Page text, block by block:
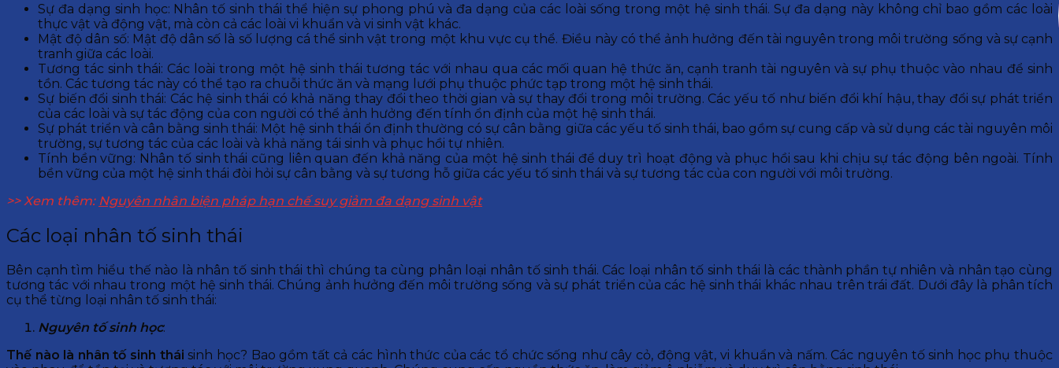
Sự đa dạng sinh học: Nhân tố sinh thái thể hiện sự phong phú và đa dạng của các loài sống trong một hệ sinh thái. Sự đa dạng này không chỉ bao gồm các loài
thực vật và động vật, mà còn cả các loài vi khuẩn và vi sinh vật khác.
Mật độ dân số: Mật độ dân số là số lượng cá thể sinh vật trong một khu vực cụ thể. Điều này có thể ảnh hưởng đến tài nguyên trong môi trường sống và sự cạnh
tranh giữa các loài.
Tương tác sinh thái: Các loài trong một hệ sinh thái tương tác với nhau qua các mối quan hệ thức ăn, cạnh tranh tài nguyên và sự phụ thuộc vào nhau để sinh
tồn. Các tương tác này có thể tạo ra chuỗi thức ăn và mạng lưới phụ thuộc phức tạp trong một hệ sinh thái.
Sự biến đổi sinh thái: Các hệ sinh thái có khả năng thay đổi theo thời gian và sự thay đổi trong môi trường. Các yếu tố như biến đổi khí hậu, thay đổi sự phát triển
của các loài và sự tác động của con người có thể ảnh hưởng đến tính ổn định của một hệ sinh thái.
Sự phát triển và cân bằng sinh thái: Một hệ sinh thái ổn định thường có sự cân bằng giữa các yếu tố sinh thái, bao gồm sự cung cấp và sử dụng các tài nguyên môi
trường, sự tương tác của các loài và khả năng tái sinh và phục hồi tự nhiên.
Tính bền vững: Nhân tố sinh thái cũng liên quan đến khả năng của một hệ sinh thái để duy trì hoạt động và phục hồi sau khi chịu sự tác động bên ngoài. Tính
bền vững của một hệ sinh thái đòi hỏi sự cân bằng và sự tương hỗ giữa các yếu tố sinh thái và sự tương tác của con người với môi trường.
>> Xem thêm: Nguyên nhân biện pháp hạn chế suy giảm đa dạng sinh vật
Các loại nhân tố sinh thái
Bên cạnh tìm hiểu thế nào là nhân tố sinh thái thì chúng ta cùng phân loại nhân tố sinh thái. Các loại nhân tố sinh thái là các thành phần tự nhiên và nhân tạo cùng
tương tác với nhau trong một hệ sinh thái. Chúng ảnh hưởng đến môi trường sống và sự phát triển của các hệ sinh thái khác nhau trên trái đất. Dưới đây là phân tích
cụ thể từng loại nhân tố sinh thái:
Nguyên tố sinh học:
Thế nào là nhân tố sinh thái sinh học? Bao gồm tất cả các hình thức của các tổ chức sống như cây cỏ, động vật, vi khuẩn và nấm. Các nguyên tố sinh học phụ thuộc